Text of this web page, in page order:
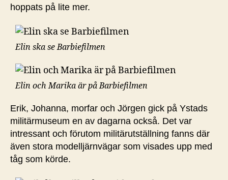
hoppats på lite mer.
Elin ska se Barbiefilmen
Elin och Marika är på Barbiefilmen
Erik, Johanna, morfar och Jörgen gick på Ystads
militärmuseum en av dagarna också. Det var
intressant och förutom militärutställning fanns där
även stora modelljärnvägar som visades upp med
tåg som körde.